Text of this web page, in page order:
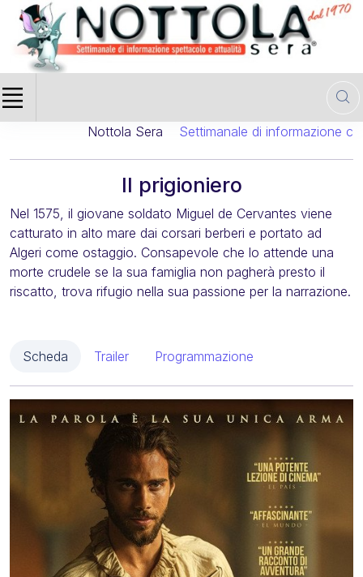
Nottola Sera Settimanale di informazione
Il prigioniero
Nel 1575, il giovane soldato Miguel de Cervantes viene
catturato in alto mare dai corsari berberi e portato ad
Algeri come ostaggio. Consapevole che lo attende una
morte crudele se la sua famiglia non pagherà presto il
riscatto, trova rifugio nella sua passione per la narrazione.
Scheda Trailer Programmazione